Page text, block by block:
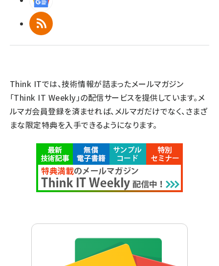
RSS
Think ITでは、技術情報が詰まったメールマガジン
「Think IT Weekly」の配信サービスを提供しています。メ
ルマガ会員登録を済ませれば、メルマガだけでなく、さまざ
まな限定特典を入手できるようになります。